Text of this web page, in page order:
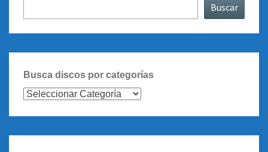
Buscar
Busca discos por categorías